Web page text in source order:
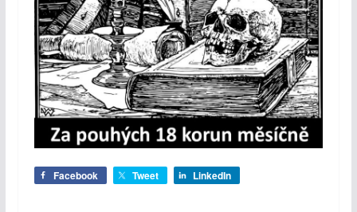
Facebook Tweet LinkedIn